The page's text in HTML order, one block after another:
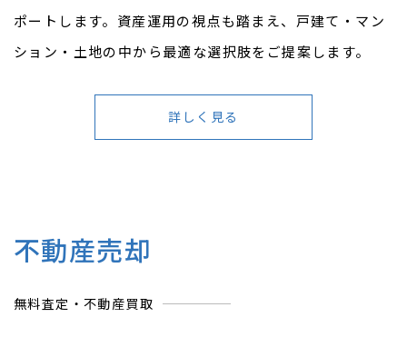
ポートします。資産運用の視点も踏まえ、戸建て・マン
ション・土地の中から最適な選択肢をご提案します。
詳しく見る
不動産売却
無料査定・不動産買取